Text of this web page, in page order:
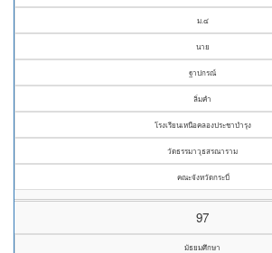
ม.๔
นาย
ฐาปกรณ์
ลิ่มคำ
โรงเรียนเหนือคลองประชาบำรุง
วัดธรรมาวุธสรณาราม
คณะจังหวัดกระบี่
97
มัธยมศึกษา